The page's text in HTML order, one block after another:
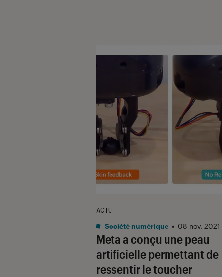
Meta a conçu une peau
artificielle permettant de
ressentir le toucher
ACTU
Société numérique • 08 nov. 2021